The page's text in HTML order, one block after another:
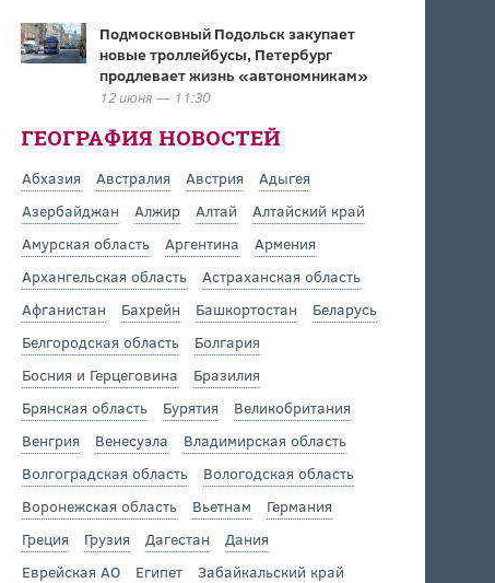
Подмосковный Подольск закупает
новые троллейбусы, Петербург
продлевает жизнь «автономникам»
12 июня — 11:30
ГЕОГРАФИЯ НОВОСТЕЙ
Абхазия Австралия Австрия
Адыгея
Азербайджан
Алжир Алтай
Алтайский край
Амурская область
Аргентина
Армения
Архангельская область
Астраханская область
Афганистан
Бахрейн Башкортостан
Беларусь
Белгородская область
Болгария
Босния и Герцеговина
Бразилия
Брянская область
Бурятия
Великобритания
Венгрия
Венесуэла
Владимирская область
Волгоградская область
Вологодская область
Воронежская область
Вьетнам
Германия
Греция
Грузия Дагестан
Дания
Еврейская АО
Египет
Забайкальский край